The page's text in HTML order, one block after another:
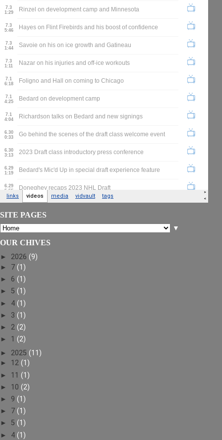
SITE PAGES
▼
OUR CHIVES
► 2026 (9)
► 7 (1)
► 6 (1)
► 5 (1)
► 4 (1)
► 3 (1)
► 2 (2)
► 1 (2)
► 2025 (11)
► 12 (1)
► 11 (1)
► 10 (2)
► 9 (1)
► 7 (1)
► 5 (1)
► 4 (1)